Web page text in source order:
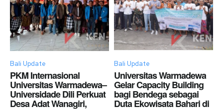
Bali Update
PKM Internasional
Universitas Warmadewa–
Universidade Dili Perkuat
Desa Adat Wanagiri,
Bali Update
Universitas Warmadewa
Gelar Capacity Building
bagi Bendega sebagai
Duta Ekowisata Bahari di